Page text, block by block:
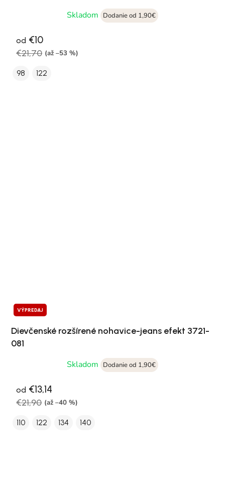
Skladom
Dodanie od 1,90€
od €10
€21,70 (až –53 %)
98 122
VÝPREDAJ
Dievčenské rozšírené nohavice-jeans efekt 3721-
081
Skladom
Dodanie od 1,90€
od €13,14
€21,90 (až –40 %)
110 122 134 140